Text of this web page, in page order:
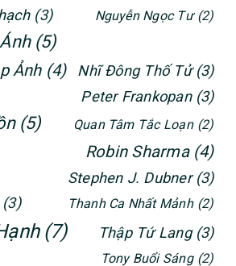
(3) Nguyễn Ngọc Tư (2)
(5)
Ảnh (4) Nhĩ Đông Thố Tử (3)
Peter Frankopan (3)
(5) Quan Tâm Tắc Loạn (2)
Robin Sharma (4)
Stephen J. Dubner (3)
(3) Thanh Ca Nhất Mảnh (2)
(7) Thập Tứ Lang (3)
Tony Buổi Sáng (2)